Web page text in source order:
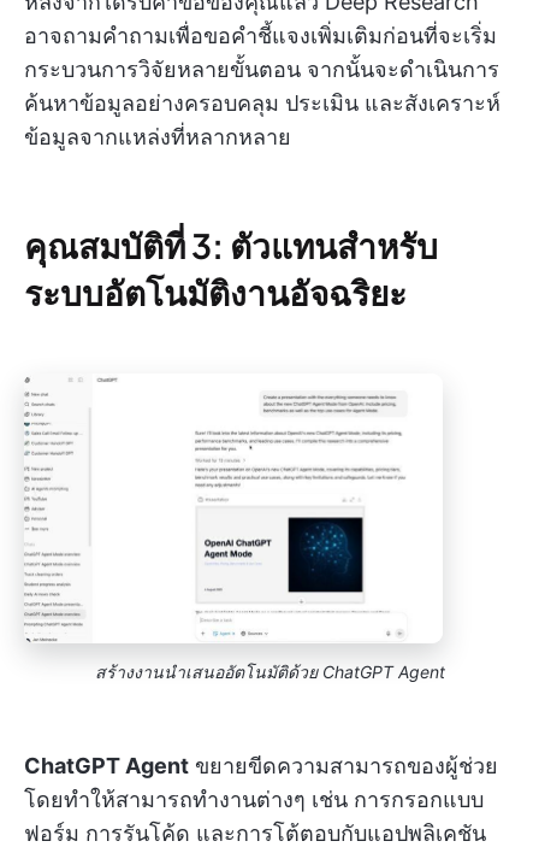
อาจถามคำถามเพื่อขอคำชี้แจงเพิ่มเติมก่อนที่จะเริ่ม
กระบวนการวิจัยหลายขั้นตอน จากนั้นจะดำเนินการ
ค้นหาข้อมูลอย่างครอบคลุม ประเมิน และสังเคราะห์
ข้อมูลจากแหล่งที่หลากหลาย
คุณสมบัติที่ 3: ตัวแทนสำหรับ
ระบบอัตโนมัติงานอัจฉริยะ
สร้างงานนำเสนออัตโนมัติด้วย ChatGPT Agent
ChatGPT Agent ขยายขีดความสามารถของผู้ช่วย
โดยทำให้สามารถทำงานต่างๆ เช่น การกรอกแบบ
ฟอร์ม การรันโค้ด และการโต้ตอบกับแอปพลิเคชัน